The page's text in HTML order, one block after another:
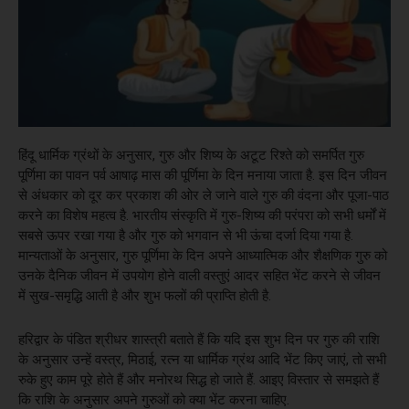
हिंदू धार्मिक ग्रंथों के अनुसार, गुरु और शिष्य के अटूट रिश्ते को समर्पित गुरु
पूर्णिमा का पावन पर्व आषाढ़ मास की पूर्णिमा के दिन मनाया जाता है. इस दिन जीवन
से अंधकार को दूर कर प्रकाश की ओर ले जाने वाले गुरु की वंदना और पूजा-पाठ
करने का विशेष महत्व है. भारतीय संस्कृति में गुरु-शिष्य की परंपरा को सभी धर्मों में
सबसे ऊपर रखा गया है और गुरु को भगवान से भी ऊंचा दर्जा दिया गया है.
मान्यताओं के अनुसार, गुरु पूर्णिमा के दिन अपने आध्यात्मिक और शैक्षणिक गुरु को
उनके दैनिक जीवन में उपयोग होने वाली वस्तुएं आदर सहित भेंट करने से जीवन
में सुख-समृद्धि आती है और शुभ फलों की प्राप्ति होती है.
हरिद्वार के पंडित श्रीधर शास्त्री बताते हैं कि यदि इस शुभ दिन पर गुरु की राशि
के अनुसार उन्हें वस्त्र, मिठाई, रत्न या धार्मिक ग्रंथ आदि भेंट किए जाएं, तो सभी
रुके हुए काम पूरे होते हैं और मनोरथ सिद्ध हो जाते हैं. आइए विस्तार से समझते हैं
कि राशि के अनुसार अपने गुरुओं को क्या भेंट करना चाहिए.